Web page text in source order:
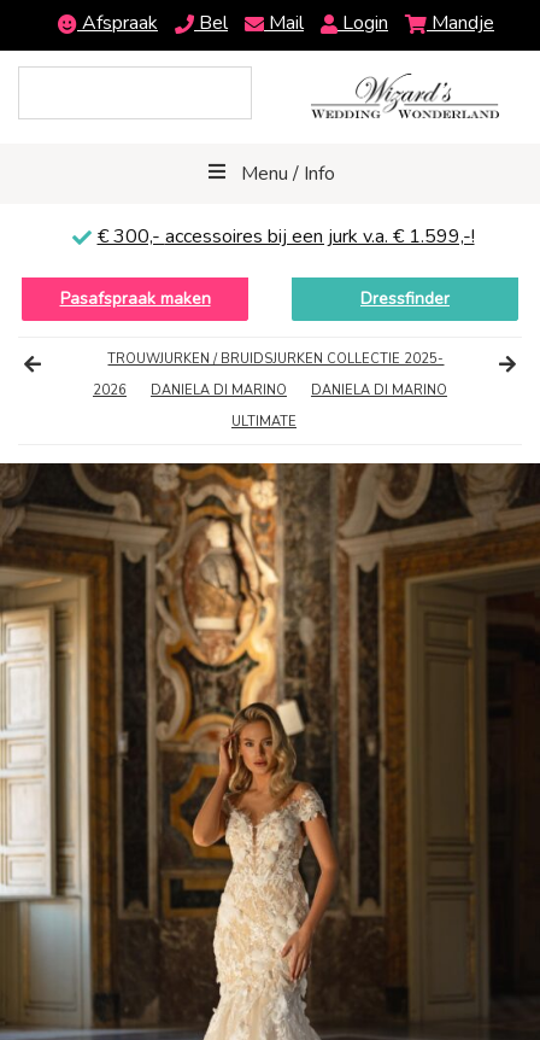
Afspraak Bel Mail Login Mandje
Menu / Info
€ 300,- accessoires bij een jurk v.a. € 1.599,-!
Pasafspraak maken Dressfinder
TROUWJURKEN / BRUIDSJURKEN COLLECTIE 2025-
2026
DANIELA DI MARINO
DANIELA DI MARINO
ULTIMATE